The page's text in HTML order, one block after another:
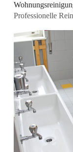
Professionelle